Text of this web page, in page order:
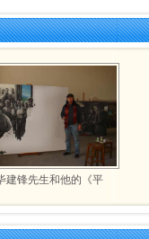
建锋先生和他的《平